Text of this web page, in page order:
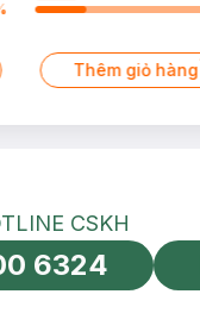
Thêm giỏ hàng
toàn cầu
HOTLINE CSKH
CSKH
6324